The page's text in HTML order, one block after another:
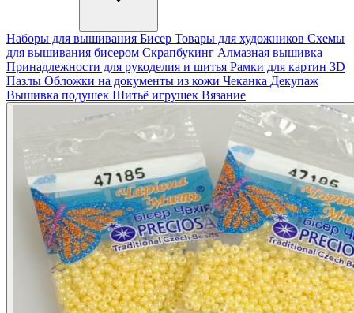
Наборы для вышивания Бисер Товары для художников Схемы
для вышивания бисером Скрапбукинг Алмазная вышивка
Принадлежности для рукоделия и шитья Рамки для картин 3D
Пазлы Обложки на документы из кожи Чеканка Декупаж
Вышивка подушек Шитьё игрушек Вязание